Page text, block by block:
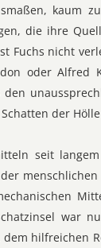
kaum
die ihre
Fuchs nicht
oder Alfred
den
der
seit
war
hilfreichen